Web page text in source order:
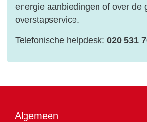
energie aanbiedingen of over de
overstapservice.
Telefonische helpdesk: 020 531
Algemeen